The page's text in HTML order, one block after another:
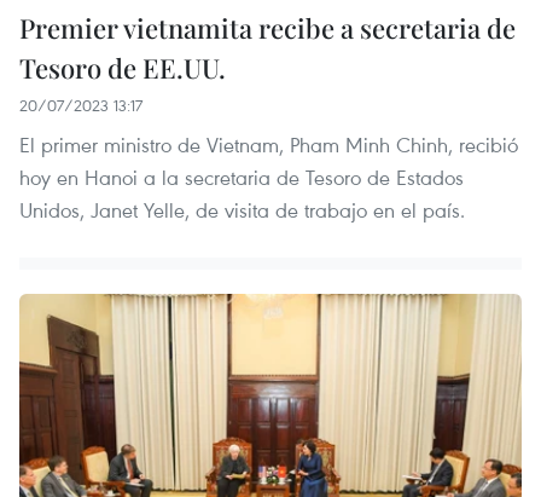
Premier vietnamita recibe a secretaria de
Tesoro de EE.UU.
20/07/2023 13:17
El primer ministro de Vietnam, Pham Minh Chinh, recibió
hoy en Hanoi a la secretaria de Tesoro de Estados
Unidos, Janet Yelle, de visita de trabajo en el país.